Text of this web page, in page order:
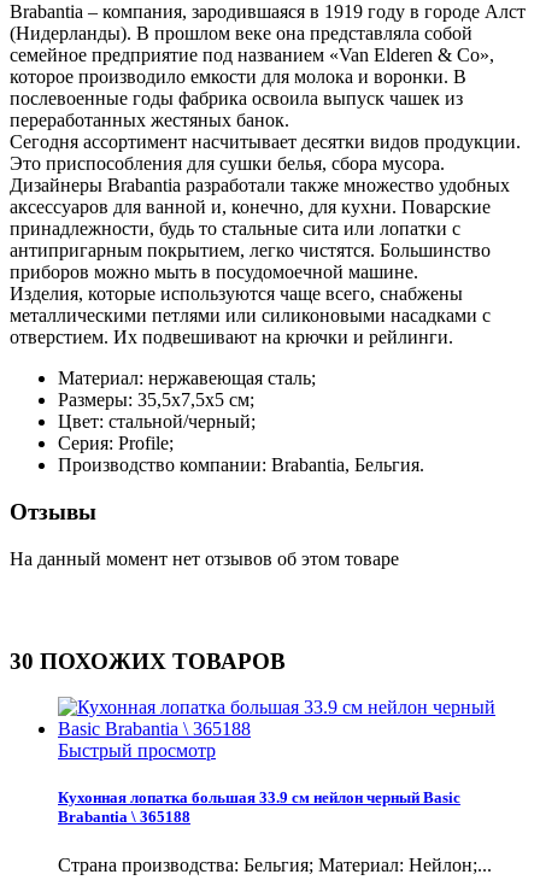
Brabantia – компания, зародившаяся в 1919 году в городе Алст
(Нидерланды). В прошлом веке она представляла собой
семейное предприятие под названием «Van Elderen & Co»,
которое производило емкости для молока и воронки. В
послевоенные годы фабрика освоила выпуск чашек из
переработанных жестяных банок.
Сегодня ассортимент насчитывает десятки видов продукции.
Это приспособления для сушки белья, сбора мусора.
Дизайнеры Brabantia разработали также множество удобных
аксессуаров для ванной и, конечно, для кухни. Поварские
принадлежности, будь то стальные сита или лопатки с
антипригарным покрытием, легко чистятся. Большинство
приборов можно мыть в посудомоечной машине.
Изделия, которые используются чаще всего, снабжены
металлическими петлями или силиконовыми насадками с
отверстием. Их подвешивают на крючки и рейлинги.
Материал: нержавеющая сталь;
Размеры: 35,5х7,5х5 см;
Цвет: стальной/черный;
Серия: Profile;
Производство компании: Brabantia, Бельгия.
Отзывы
На данный момент нет отзывов об этом товаре
30 ПОХОЖИХ ТОВАРОВ
Быстрый просмотр
Кухонная лопатка большая 33.9 см нейлон черный Basic
Brabantia \ 365188
Страна производства: Бельгия; Материал: Нейлон;...